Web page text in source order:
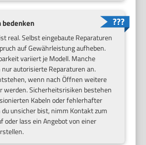
real. Selbst eingebaute Reparaturen
auf Gewährleistung aufheben.
variiert je Modell. Manche
autorisierte Reparaturen an.
wenn nach Öffnen weitere
werden. Sicherheitsrisiken bestehen
Kabeln oder fehlerhafter
du unsicher bist, nimm Kontakt zum
oder lass ein Angebot von einer